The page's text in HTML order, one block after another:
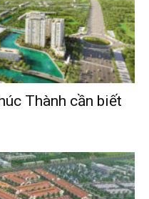
Search
Thành cần biết